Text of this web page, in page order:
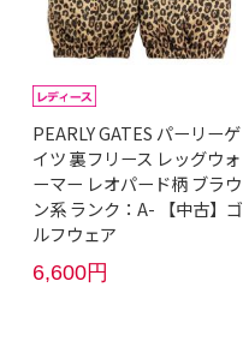
PEARLY GATES パーリーゲ
イツ 裏フリース レッグウォ
ーマー レオパード柄 ブラウ
ン系 ランク：A- 【中古】ゴ
ルフウェア
6,600円